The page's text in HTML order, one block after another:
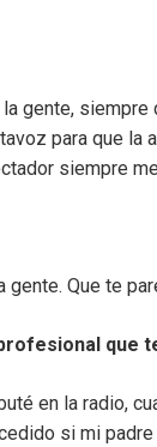
gente,
para que la
siempre
gente. Que te
que
en la radio,
si mi